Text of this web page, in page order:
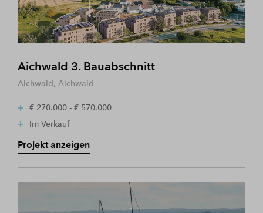
Aichwald 3. Bauabschnitt
Aichwald, Aichwald
€ 270.000 - € 570.000
Im Verkauf
Projekt anzeigen